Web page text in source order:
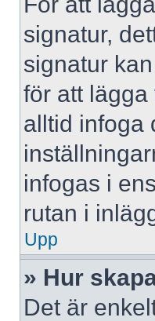
signatur,
signatur
för att
alltid infoga
infogas i
rutan i
Upp
» Hur
Det är